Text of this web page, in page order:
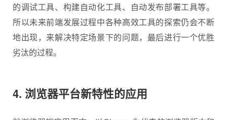
的调试工具、构建自动化工具、自动发布部署工具等。
所以未来前端发展过程中各种高效工具的探索仍会不断
地出现，来解决特定场景下的问题，最后进行一个优胜
劣汰的过程。
4. 浏览器平台新特性的应用